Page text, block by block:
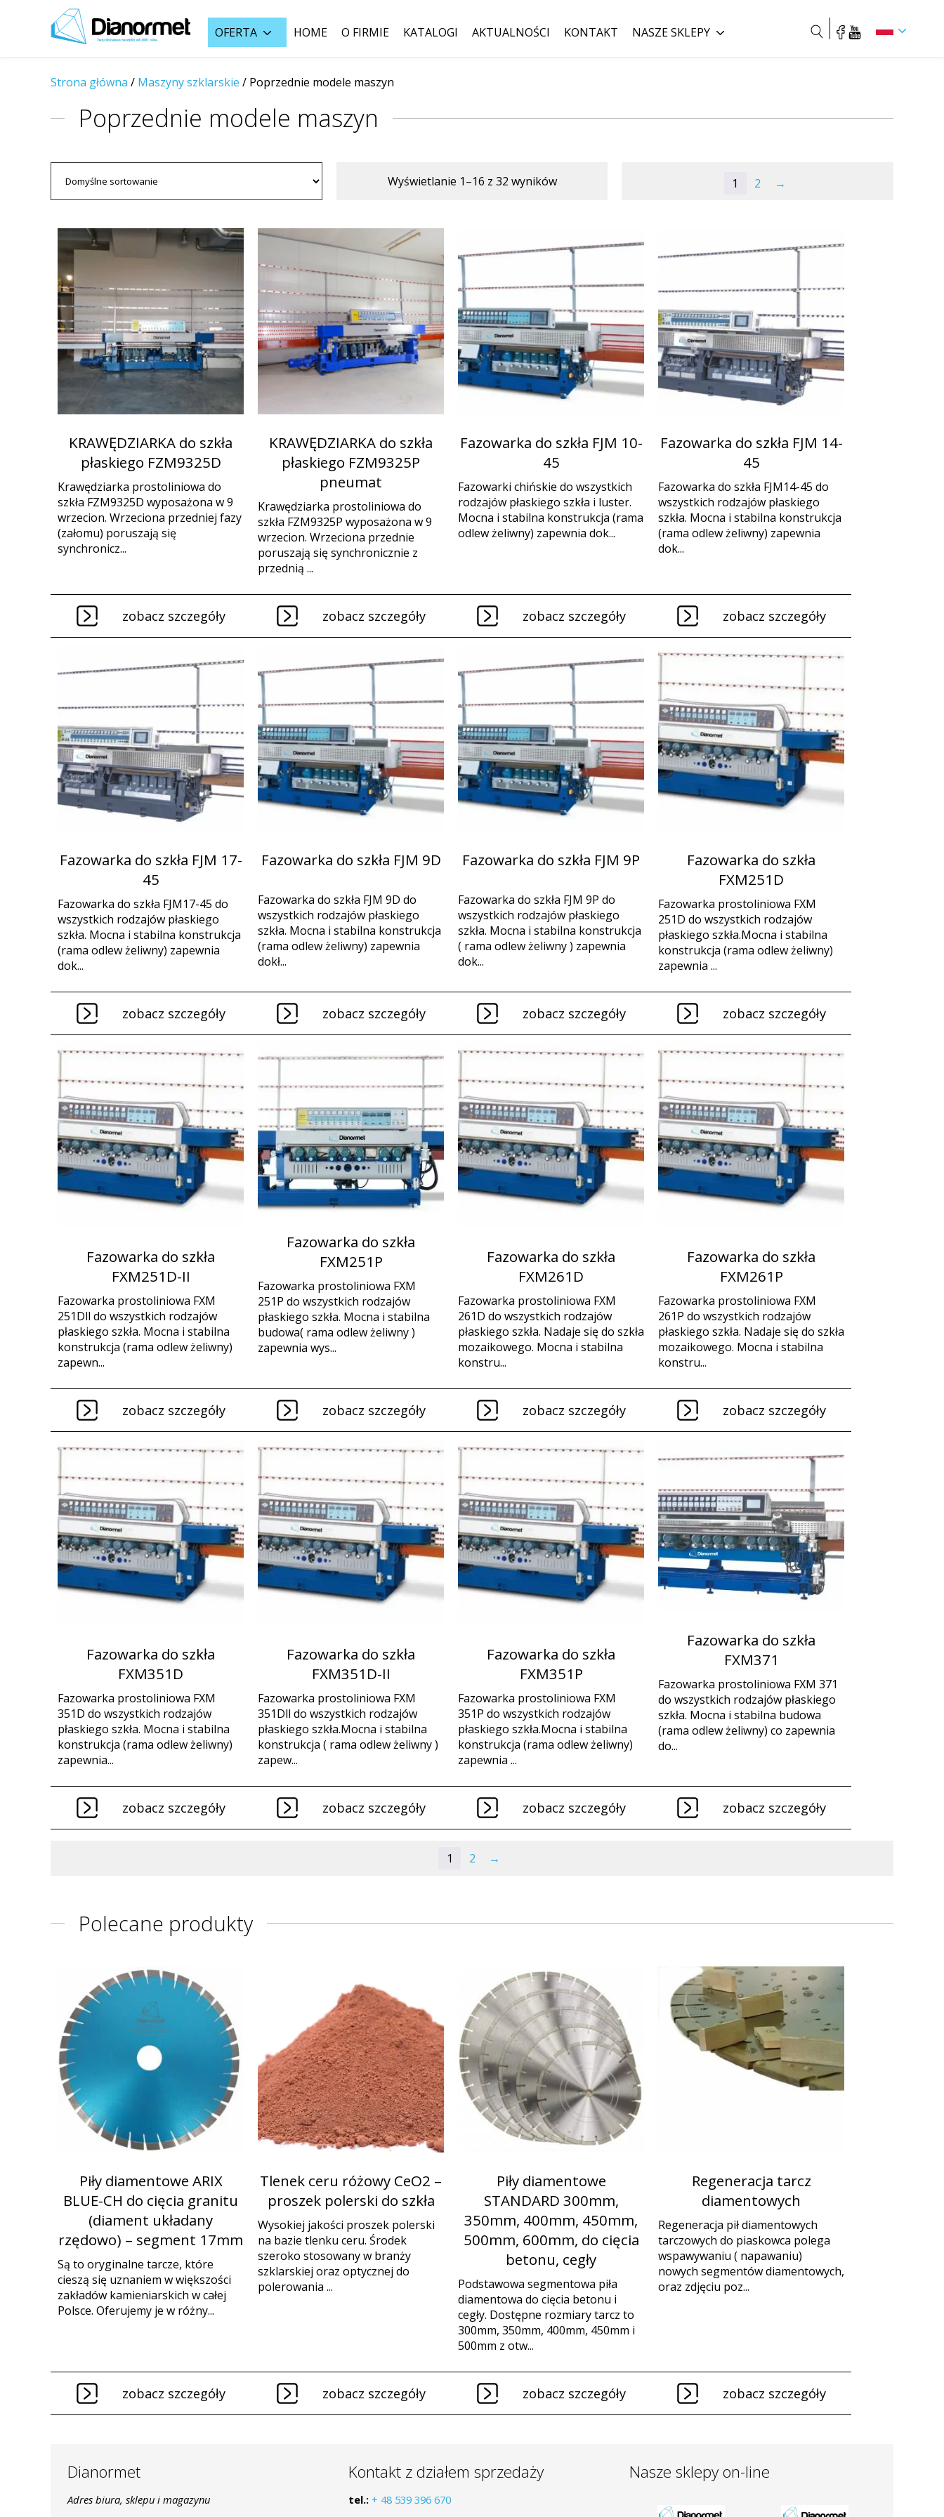
OFERTA HOME O FIRMIE KATALOGI AKTUALNOŚCI KONTAKT NASZE SKLEPY
Strona główna / Maszyny szklarskie / Poprzednie modele maszyn
Poprzednie modele maszyn
Wyświetlanie 1–16 z 32 wyników 1 2 →
KRAWĘDZIARKA do szkła
płaskiego FZM9325D
Krawędziarka prostoliniowa do
szkła FZM9325D wyposażona w 9
wrzecion. Wrzeciona przedniej fazy
(załomu) poruszają się
synchronicz...
zobacz szczegóły
KRAWĘDZIARKA do szkła
płaskiego FZM9325P
pneumat
Krawędziarka prostoliniowa do
szkła FZM9325P wyposażona w 9
wrzecion. Wrzeciona przednie
poruszają się synchronicznie z
przednią ...
zobacz szczegóły
Fazowarka do szkła FJM 10-
45
Fazowarki chińskie do wszystkich
rodzajów płaskiego szkła i luster.
Mocna i stabilna konstrukcja (rama
odlew żeliwny) zapewnia dok...
zobacz szczegóły
Fazowarka do szkła FJM 14-
45
Fazowarka do szkła FJM14-45 do
wszystkich rodzajów płaskiego
szkła. Mocna i stabilna konstrukcja
(rama odlew żeliwny) zapewnia
dok...
zobacz szczegóły
Fazowarka do szkła FJM 17-
45
Fazowarka do szkła FJM17-45 do
wszystkich rodzajów płaskiego
szkła. Mocna i stabilna konstrukcja
(rama odlew żeliwny) zapewnia
dok...
zobacz szczegóły
Fazowarka do szkła FJM 9D
Fazowarka do szkła FJM 9D do
wszystkich rodzajów płaskiego
szkła. Mocna i stabilna konstrukcja
(rama odlew żeliwny) zapewnia
dokł...
zobacz szczegóły
Fazowarka do szkła FJM 9P
Fazowarka do szkła FJM 9P do
wszystkich rodzajów płaskiego
szkła. Mocna i stabilna konstrukcja
( rama odlew żeliwny ) zapewnia
dok...
zobacz szczegóły
Fazowarka do szkła
FXM251D
Fazowarka prostoliniowa FXM
251D do wszystkich rodzajów
płaskiego szkła.Mocna i stabilna
konstrukcja (rama odlew żeliwny)
zapewnia ...
zobacz szczegóły
Fazowarka do szkła
FXM251D-II
Fazowarka prostoliniowa FXM
251Dll do wszystkich rodzajów
płaskiego szkła. Mocna i stabilna
konstrukcja (rama odlew żeliwny)
zapewn...
zobacz szczegóły
Fazowarka do szkła
FXM251P
Fazowarka prostoliniowa FXM
251P do wszystkich rodzajów
płaskiego szkła. Mocna i stabilna
budowa( rama odlew żeliwny )
zapewnia wys...
zobacz szczegóły
Fazowarka do szkła
FXM261D
Fazowarka prostoliniowa FXM
261D do wszystkich rodzajów
płaskiego szkła. Nadaje się do szkła
mozaikowego. Mocna i stabilna
konstru...
zobacz szczegóły
Fazowarka do szkła
FXM261P
Fazowarka prostoliniowa FXM
261P do wszystkich rodzajów
płaskiego szkła. Nadaje się do szkła
mozaikowego. Mocna i stabilna
konstru...
zobacz szczegóły
Fazowarka do szkła
FXM351D
Fazowarka prostoliniowa FXM
351D do wszystkich rodzajów
płaskiego szkła. Mocna i stabilna
konstrukcja (rama odlew żeliwny)
zapewnia...
zobacz szczegóły
Fazowarka do szkła
FXM351D-II
Fazowarka prostoliniowa FXM
351Dll do wszystkich rodzajów
płaskiego szkła.Mocna i stabilna
konstrukcja ( rama odlew żeliwny )
zapew...
zobacz szczegóły
Fazowarka do szkła
FXM351P
Fazowarka prostoliniowa FXM
351P do wszystkich rodzajów
płaskiego szkła.Mocna i stabilna
konstrukcja (rama odlew żeliwny)
zapewnia ...
zobacz szczegóły
Fazowarka do szkła
FXM371
Fazowarka prostoliniowa FXM 371
do wszystkich rodzajów płaskiego
szkła. Mocna i stabilna budowa
(rama odlew żeliwny) co zapewnia
do...
zobacz szczegóły
1 2 →
Polecane produkty
Piły diamentowe ARIX
BLUE-CH do cięcia granitu
(diament układany
rzędowo) – segment 17mm
Są to oryginalne tarcze, które
cieszą się uznaniem w większości
zakładów kamieniarskich w całej
Polsce. Oferujemy je w różny...
zobacz szczegóły
Tlenek ceru różowy CeO2 –
proszek polerski do szkła
Wysokiej jakości proszek polerski
na bazie tlenku ceru. Środek
szeroko stosowany w branży
szklarskiej oraz optycznej do
polerowania ...
zobacz szczegóły
Piły diamentowe
STANDARD 300mm,
350mm, 400mm, 450mm,
500mm, 600mm, do cięcia
betonu, cegły
Podstawowa segmentowa piła
diamentowa do cięcia betonu i
cegły. Dostępne rozmiary tarcz to
300mm, 350mm, 400mm, 450mm i
500mm z otw...
zobacz szczegóły
Regeneracja tarcz
diamentowych
Regeneracja pił diamentowych
tarczowych do piaskowca polega
wspawywaniu ( napawaniu)
nowych segmentów diamentowych,
oraz zdjęciu poz...
zobacz szczegóły
Dianormet
Adres biura, sklepu i magazynu
Kontakt z działem sprzedaży
tel.: + 48 539 396 670
Nasze sklepy on-line